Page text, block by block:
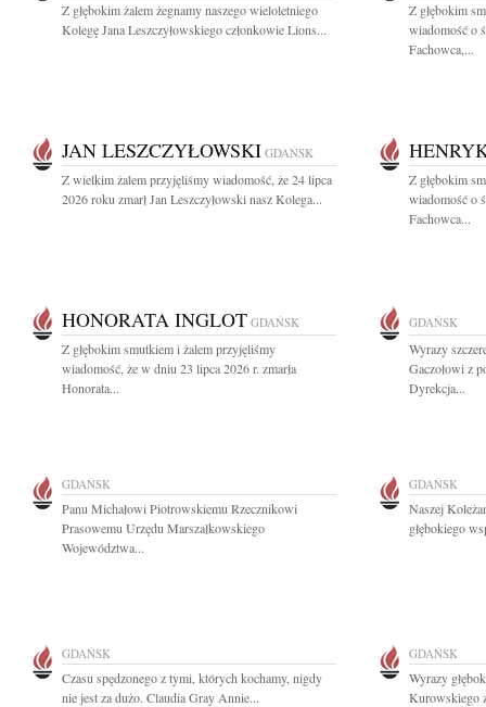
Z głębokim żalem żegnamy naszego wieloletniego
Kolegę Jana Leszczyłowskiego członkowie Lions...
Z głębokim
wiadomość o
Fachowca,...
JAN LESZCZYŁOWSKI GDAŃSK
Z wielkim żalem przyjęliśmy wiadomość, że 24 lipca
2026 roku zmarł Jan Leszczyłowski nasz Kolega...
Z głębokim
wiadomość o
Fachowca...
HONORATA INGLOT GDAŃSK
Z głębokim smutkiem i żalem przyjęliśmy
wiadomość, że w dniu 23 lipca 2026 r. zmarła
Honorata...
GDAŃSK
Wyrazy
Gaczołowi z
Dyrekcja...
GDAŃSK
Panu Michałowi Piotrowskiemu Rzecznikowi
Prasowemu Urzędu Marszałkowskiego
Województwa...
GDAŃSK
Naszej
głębokiego
GDAŃSK
Czasu spędzonego z tymi, których kochamy, nigdy
nie jest za dużo. Claudia Gray Annie...
GDAŃSK
Wyrazy
Kurowskiego